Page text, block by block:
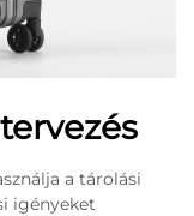
a tárolási
igényeket